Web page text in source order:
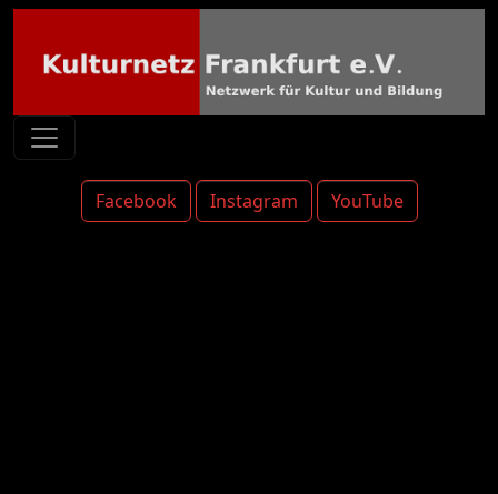
Facebook Instagram YouTube